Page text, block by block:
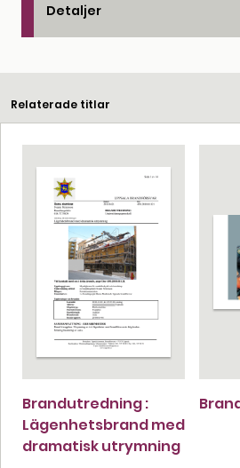
Detaljer
Relaterade titlar
Brandutredning :
Lägenhetsbrand med
dramatisk utrymning